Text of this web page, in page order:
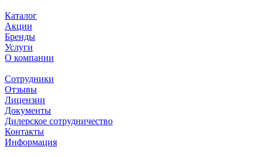
Каталог
Акции
Бренды
Услуги
О компании
Сотрудники
Отзывы
Лицензии
Документы
Дилерское сотрудничество
Контакты
Информация